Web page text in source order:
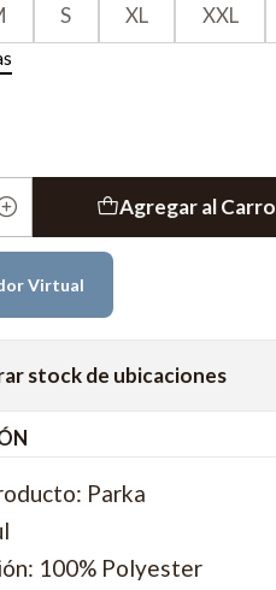
S XL XXL
Agregar al Carro
Virtual
stock de ubicaciones
Parka
100% Polyester